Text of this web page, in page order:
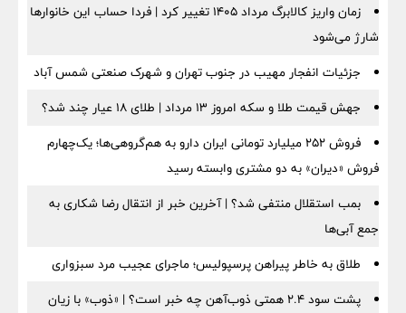
زمان واریز کالابرگ مرداد ۱۴۰۵ تغییر کرد | فردا حساب این خانوارها
شارژ می‌شود
جزئیات انفجار مهیب در جنوب تهران و شهرک صنعتی شمس آباد
جهش قیمت طلا و سکه امروز ۱۳ مرداد | طلای ۱۸ عیار چند شد؟
فروش ۲۵۲ میلیارد تومانی ایران دارو به هم‌گروهی‌ها؛ یک‌چهارم
فروش «دیران» به دو مشتری وابسته رسید
بمب استقلال منتفی شد؟ | آخرین خبر از انتقال رضا شکاری به
جمع آبی‌ها
طلاق به خاطر پیراهن پرسپولیس؛ ماجرای عجیب مرد سبزواری
پشت سود ۲.۴ همتی ذوب‌آهن چه خبر است؟ | «ذوب» با زیان